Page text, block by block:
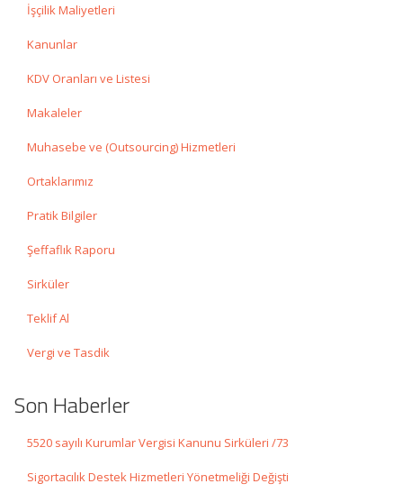
İşçilik Maliyetleri
Kanunlar
KDV Oranları ve Listesi
Makaleler
Muhasebe ve (Outsourcing) Hizmetleri
Ortaklarımız
Pratik Bilgiler
Şeffaflık Raporu
Sirküler
Teklif Al
Vergi ve Tasdik
Son Haberler
5520 sayılı Kurumlar Vergisi Kanunu Sirküleri /73
Sigortacılık Destek Hizmetleri Yönetmeliği Değişti